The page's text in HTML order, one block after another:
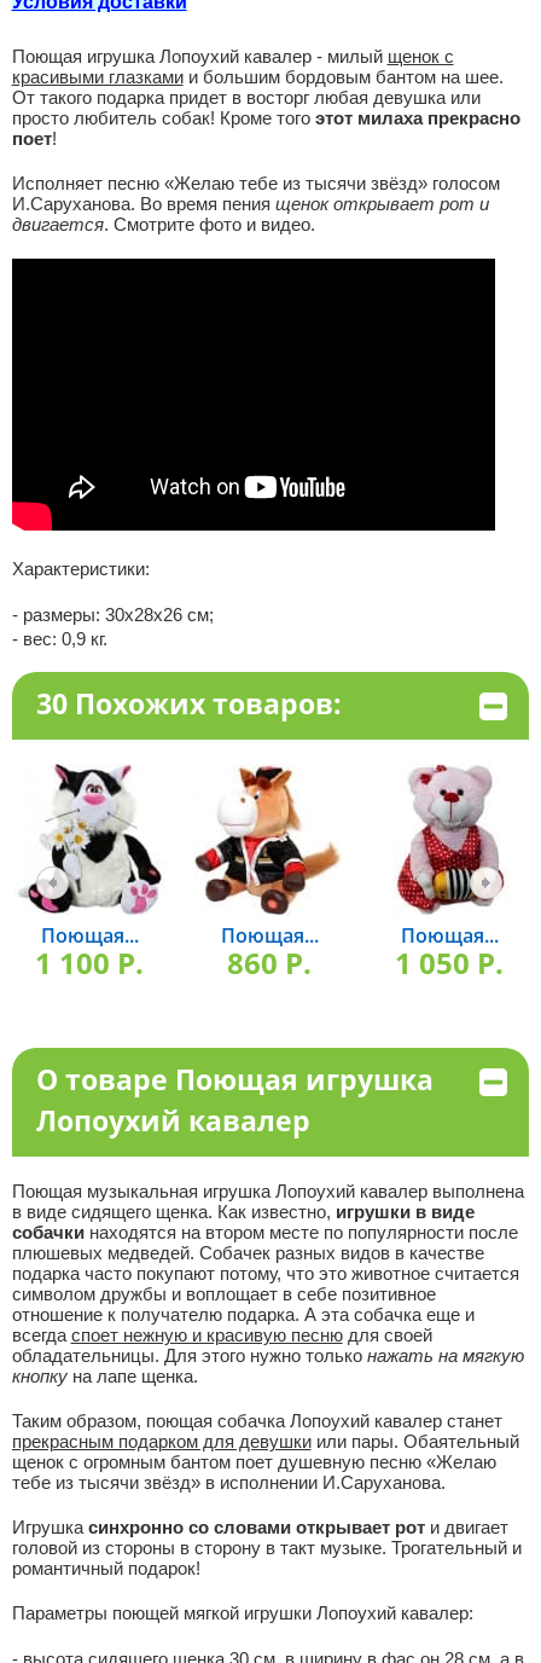
Поющая игрушка Лопоухий кавалер - милый щенок с
красивыми глазкамии большим бордовым бантом на шее.
От такого подарка придет в восторг любая девушка или
просто любитель собак! Кроме того этот милаха прекрасно
поет!
Исполняет песню «Желаю тебе из тысячи звёзд» голосом
И.Саруханова. Во время пения щенок открывает рот и
двигается. Смотрите фото и видео.
Характеристики:
- размеры: 30х28х26 см;
- вес: 0,9 кг.
30 Похожих товаров:
Поющая...
1 100 P.
Поющая...
860 P.
Поющая...
1 050 P.
О товаре Поющая игрушка
Лопоухий кавалер
Поющая музыкальная игрушка Лопоухий кавалер выполнена
в виде сидящего щенка. Как известно, игрушки в виде
собачкинаходятся на втором месте по популярности после
плюшевых медведей. Собачек разных видов в качестве
подарка часто покупают потому, что это животное считается
символом дружбы и воплощает в себе позитивное
отношение к получателю подарка. А эта собачка еще и
всегда споет нежную и красивую песнюдля своей
обладательницы. Для этого нужно только нажать на мягкую
кнопкуна лапе щенка.
Таким образом, поющая собачка Лопоухий кавалер станет
прекрасным подарком для девушкиили пары. Обаятельный
щенок с огромным бантом поет душевную песню «Желаю
тебе из тысячи звёзд» в исполнении И.Саруханова.
Игрушка синхронно со словами открывает роти двигает
головой из стороны в сторону в такт музыке. Трогательный и
романтичный подарок!
Параметры поющей мягкой игрушки Лопоухий кавалер:
- высота сидящего щенка 30 см, в ширину в фас он 28 см, а в